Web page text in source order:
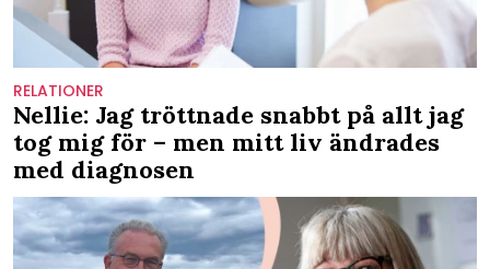
RELATIONER
Nellie: Jag tröttnade snabbt på allt jag
tog mig för – men mitt liv ändrades
med diagnosen